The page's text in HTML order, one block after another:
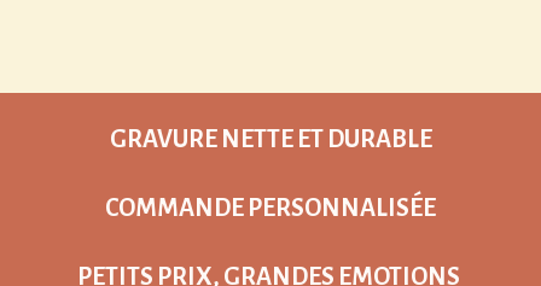
GRAVURE NETTE ET DURABLE
COMMANDE PERSONNALISÉE
PETITS PRIX, GRANDES EMOTIONS